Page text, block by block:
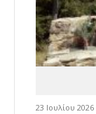
23 Ιουλίου 2026